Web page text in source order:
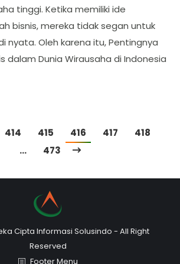
tinggi. Ketika memiliki ide
bisnis, mereka tidak segan untuk
nyata. Oleh karena itu, Pentingnya
dalam Dunia Wirausaha di Indonesia
414 415 416 417
418
…
473
Cipta Informasi Solusindo - All Right
Reserved
Footer Menu